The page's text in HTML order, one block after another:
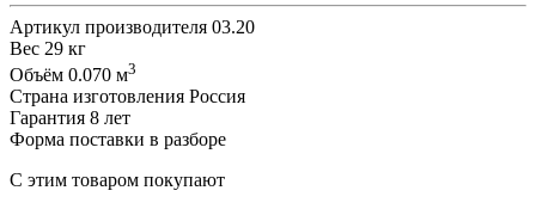
Артикул производителя 03.20
Вес 29 кг
Объём 0.070 м3
Страна изготовления Россия
Гарантия 8 лет
Форма поставки в разборе
С этим товаром покупают